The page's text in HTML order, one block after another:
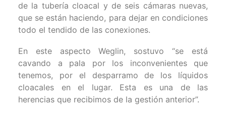
de la tubería cloacal y de seis cámaras nuevas,
que se están haciendo, para dejar en condiciones
todo el tendido de las conexiones.
En este aspecto Weglin, sostuvo “se está
cavando a pala por los inconvenientes que
tenemos, por el desparramo de los líquidos
cloacales en el lugar. Esta es una de las
herencias que recibimos de la gestión anterior”.